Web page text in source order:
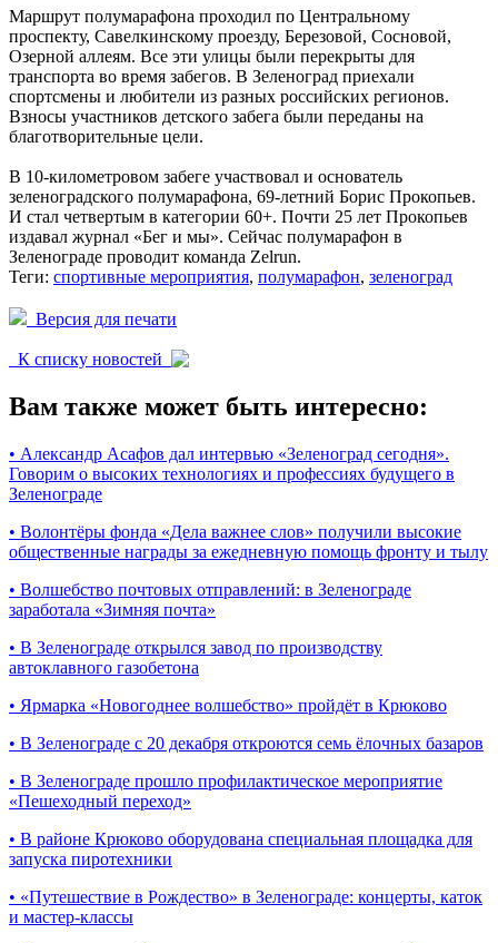
Маршрут полумарафона проходил по Центральному
проспекту, Савелкинскому проезду, Березовой, Сосновой,
Озерной аллеям. Все эти улицы были перекрыты для
транспорта во время забегов. В Зеленоград приехали
спортсмены и любители из разных российских регионов.
Взносы участников детского забега были переданы на
благотворительные цели.
В 10-километровом забеге участвовал и основатель
зеленоградского полумарафона, 69-летний Борис Прокопьев.
И стал четвертым в категории 60+. Почти 25 лет Прокопьев
издавал журнал «Бег и мы». Сейчас полумарафон в
Зеленограде проводит команда Zelrun.
Теги: спортивные мероприятия, полумарафон, зеленоград
Версия для печати
К списку новостей
Вам также может быть интересно:
• Александр Асафов дал интервью «Зеленоград сегодня».
Говорим о высоких технологиях и профессиях будущего в
Зеленограде
• Волонтёры фонда «Дела важнее слов» получили высокие
общественные награды за ежедневную помощь фронту и тылу
• Волшебство почтовых отправлений: в Зеленограде
заработала «Зимняя почта»
• В Зеленограде открылся завод по производству
автоклавного газобетона
• Ярмарка «Новогоднее волшебство» пройдёт в Крюково
• В Зеленограде с 20 декабря откроются семь ёлочных базаров
• В Зеленограде прошло профилактическое мероприятие
«Пешеходный переход»
• В районе Крюково оборудована специальная площадка для
запуска пиротехники
• «Путешествие в Рождество» в Зеленограде: концерты, каток
и мастер‑классы